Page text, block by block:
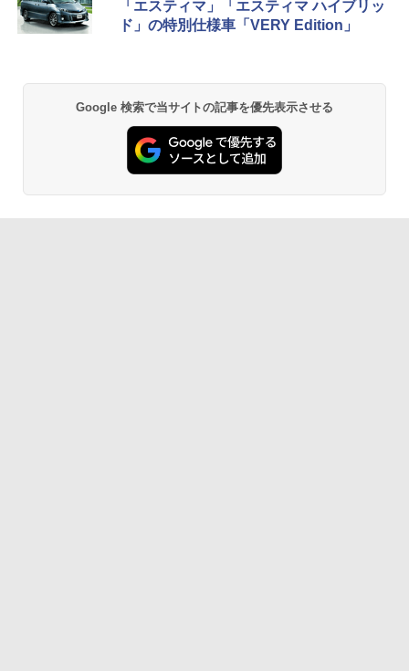
「エスティマ」「エスティマ ハイブリッ
ド」の特別仕様車「VERY Edition」
Google 検索で当サイトの記事を優先表示させる